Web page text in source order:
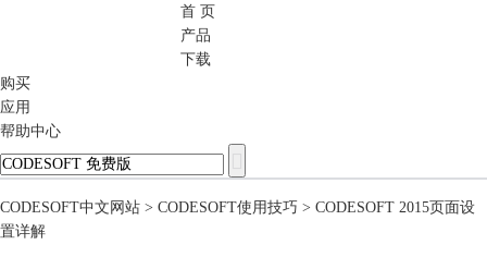
首 页
产品
下载
购买
应用
帮助中心
CODESOFT中文网站 > CODESOFT使用技巧 > CODESOFT 2015页面设
置详解